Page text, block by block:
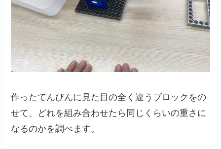
作ったてんびんに見た目の全く違うブロックをの
せて、どれを組み合わせたら同じくらいの重さに
なるのかを調べます。